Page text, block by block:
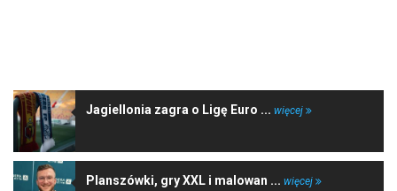
Jagiellonia zagra o Ligę Euro ... więcej
Planszówki, gry XXL i malowan ... więcej